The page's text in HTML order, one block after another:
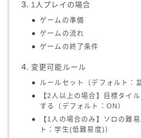
1人プレイの場合
ゲームの準備
ゲームの流れ
ゲームの終了条件
変更可能ルール
ルールセット（デフォルト：
【2人以上の場合】目標タイ
する（デフォルト：ON）
【1人の場合のみ】ソロの難
ト：学生(低難易度)）